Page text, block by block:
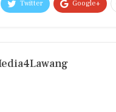
Twitter Google+